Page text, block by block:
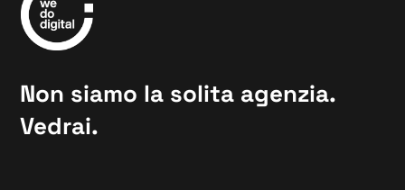
Non siamo la solita agenzia.
Vedrai.